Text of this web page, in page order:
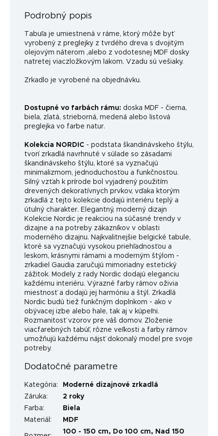
Podrobný popis
Tabuľa je umiestnená v ráme, ktorý môže byť
vyrobený z preglejky z tvrdého dreva s dvojitým
olejovým náterom ,alebo z vodotesnej MDF dosky
natretej viaczložkovým lakom. Vzadu sú vešiaky.
Zrkadlo je vyrobené na objednávku.
Dostupné vo farbách rámu: doska MDF - čierna,
biela, zlatá, strieborná, medená alebo listová
preglejka vo farbe natur.
Kolekcia NORDIC - podstata škandinávskeho štýlu,
tvorí zrkadlá navrhnuté v súlade so zásadami
škandinávskeho štýlu, ktoré sa vyznačujú
minimalizmom, jednoduchosťou a funkčnosťou.
Silný vzťah k prírode bol vyjadrený použitím
drevených dekoratívnych prvkov, vďaka ktorým
zrkadlá z tejto kolekcie dodajú interiéru teplý a
útulný charakter. Elegantný, moderný dizajn
Kolekcie Nordic je reakciou na súčasné trendy v
dizajne a na potreby zákazníkov v oblasti
moderného dizajnu. Najkvalitnejšie belgické tabule,
ktoré sa vyznačujú vysokou priehľadnosťou a
leskom, krásnymi rámami a moderným štýlom -
zrkadiel Gaudia zaručujú mimoriadny estetický
zážitok. Modely z rady Nordic dodajú eleganciu
každému interiéru. Výrazné farby rámov oživia
miestnosť a dodajú jej harmóniu a štýl. Zrkadlá
Nordic budú tiež funkčným doplnkom - ako v
obývacej izbe alebo hale, tak aj v kúpeľni.
Rozmanitosť vzorov pre váš domov. Zloženie
viacfarebných tabúľ, rôzne veľkosti a farby rámov
umožňujú každému nájsť dokonalý model pre svoje
potreby.
Dodatočné parametre
Kategória:
Moderné dizajnové zrkadlá
Záruka:
2 roky
Farba:
Biela
Materiál : MDF
100 - 150 cm, Do 100 cm, Nad 150